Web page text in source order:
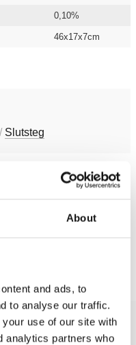
About
and ads, to
to analyse our traffic.
use of our site with
analytics partners who
0,10%
46x17x7cm
Slutsteg
är 3495 kr